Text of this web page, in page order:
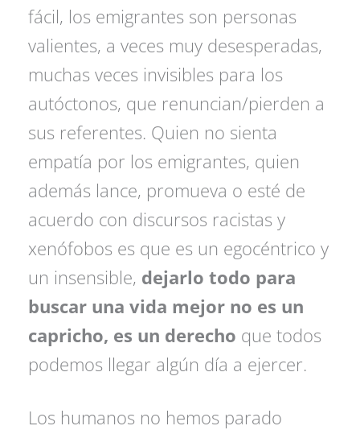
fácil, los emigrantes son personas
valientes, a veces muy desesperadas,
muchas veces invisibles para los
autóctonos, que renuncian/pierden a
sus referentes. Quien no sienta
empatía por los emigrantes, quien
además lance, promueva o esté de
acuerdo con discursos racistas y
xenófobos es que es un egocéntrico y
un insensible, dejarlo todo para
buscar una vida mejor no es un
capricho, es un derecho que todos
podemos llegar algún día a ejercer.
Los humanos no hemos parado